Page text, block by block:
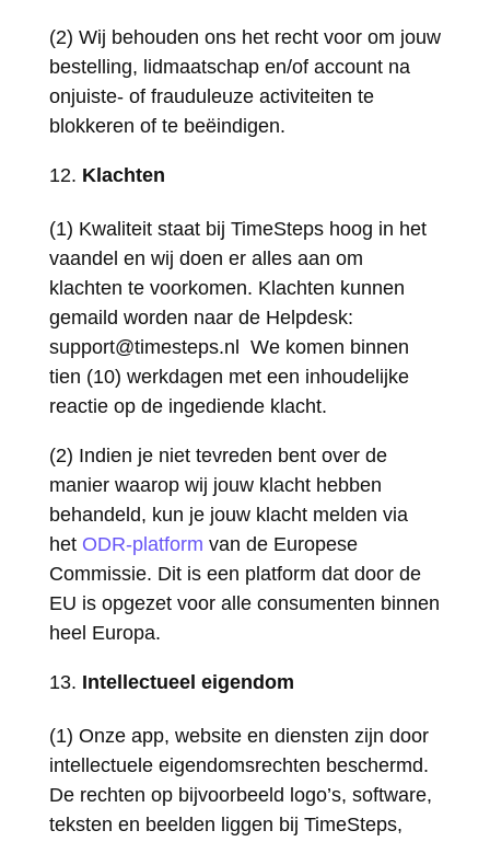
(2) Wij behouden ons het recht voor om jouw
bestelling, lidmaatschap en/of account na
onjuiste- of frauduleuze activiteiten te
blokkeren of te beëindigen.
Klachten
(1) Kwaliteit staat bij TimeSteps hoog in het
vaandel en wij doen er alles aan om
klachten te voorkomen. Klachten kunnen
gemaild worden naar de Helpdesk:
support@timesteps.nl We komen binnen
tien (10) werkdagen met een inhoudelijke
reactie op de ingediende klacht.
(2) Indien je niet tevreden bent over de
manier waarop wij jouw klacht hebben
behandeld, kun je jouw klacht melden via
het ODR-platform van de Europese
Commissie. Dit is een platform dat door de
EU is opgezet voor alle consumenten binnen
heel Europa.
Intellectueel eigendom
(1) Onze app, website en diensten zijn door
intellectuele eigendomsrechten beschermd.
De rechten op bijvoorbeeld logo’s, software,
teksten en beelden liggen bij TimeSteps,